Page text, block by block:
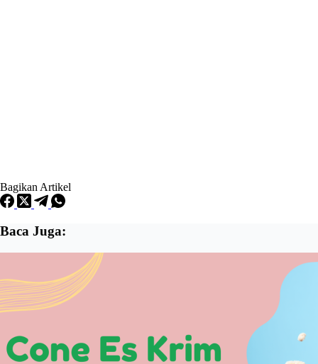
Bagikan Artikel
Baca Juga: